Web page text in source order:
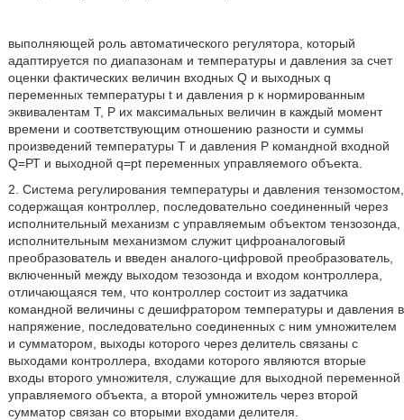
выполняющей роль автоматического регулятора, который
адаптируется по диапазонам и температуры и давления за счет
оценки фактических величин входных Q и выходных q
переменных температуры t и давления p к нормированным
эквивалентам Т, P их максимальных величин в каждый момент
времени и соответствующим отношению разности и суммы
произведений температуры Т и давления Р командной входной
Q=РТ и выходной q=pt переменных управляемого объекта.
2. Система регулирования температуры и давления тензомостом,
содержащая контроллер, последовательно соединенный через
исполнительный механизм с управляемым объектом тензозонда,
исполнительным механизмом служит цифроаналоговый
преобразователь и введен аналого-цифровой преобразователь,
включенный между выходом тезозонда и входом контроллера,
отличающаяся тем, что контроллер состоит из задатчика
командной величины с дешифратором температуры и давления в
напряжение, последовательно соединенных с ним умножителем
и сумматором, выходы которого через делитель связаны с
выходами контроллера, входами которого являются вторые
входы второго умножителя, служащие для выходной переменной
управляемого объекта, а второй умножитель через второй
сумматор связан со вторыми входами делителя.